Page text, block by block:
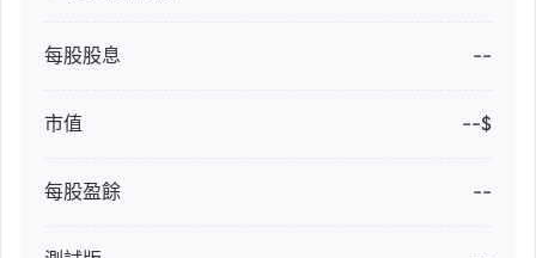
每股股息 --
市值 --$
每股盈餘 --